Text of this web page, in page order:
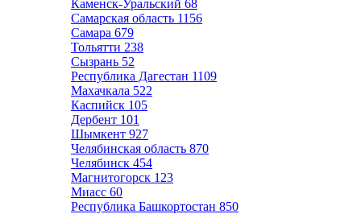
Каменск-Уральский 68
Самарская область 1156
Самара 679
Тольятти 238
Сызрань 52
Республика Дагестан 1109
Махачкала 522
Каспийск 105
Дербент 101
Шымкент 927
Челябинская область 870
Челябинск 454
Магнитогорск 123
Миасс 60
Республика Башкортостан 850